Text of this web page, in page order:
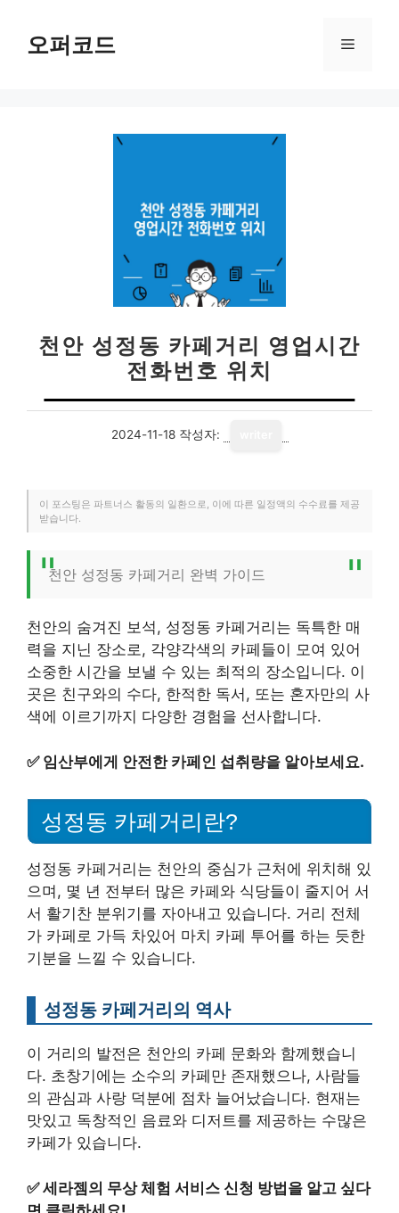
오퍼코드 메
천안 성정동 카페거리 영업시간
전화번호 위치
2024-11-18 작성자:
이 포스팅은 파트너스 활동의 일환으로, 이에 따른 일정액의 수수료를 제공
받습니다.
천안 성정동 카페거리 완벽 가이드
천안의 숨겨진 보석, 성정동 카페거리는 독특한 매
력을 지닌 장소로, 각양각색의 카페들이 모여 있어
소중한 시간을 보낼 수 있는 최적의 장소입니다. 이
곳은 친구와의 수다, 한적한 독서, 또는 혼자만의 사
색에 이르기까지 다양한 경험을 선사합니다.
✅ 임산부에게 안전한 카페인 섭취량을 알아보세요.
성정동 카페거리란?
성정동 카페거리는 천안의 중심가 근처에 위치해 있
으며, 몇 년 전부터 많은 카페와 식당들이 줄지어 서
서 활기찬 분위기를 자아내고 있습니다. 거리 전체
가 카페로 가득 차있어 마치 카페 투어를 하는 듯한
기분을 느낄 수 있습니다.
성정동 카페거리의 역사
이 거리의 발전은 천안의 카페 문화와 함께했습니
다. 초창기에는 소수의 카페만 존재했으나, 사람들
의 관심과 사랑 덕분에 점차 늘어났습니다. 현재는
맛있고 독창적인 음료와 디저트를 제공하는 수많은
카페가 있습니다.
✅세라젬의 무상 체험 서비스 신청 방법을 알고 싶다